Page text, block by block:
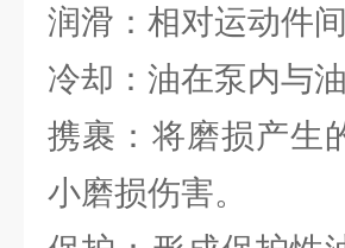
润滑：相对运动件
冷却：油在泵内与
携裹：将磨损产生
小磨损伤害。